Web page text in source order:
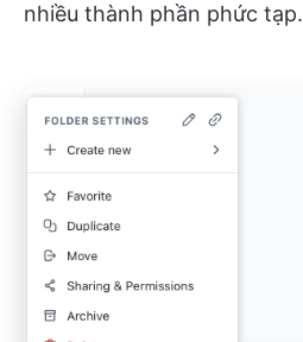
nhiều thành phần phức tạp.